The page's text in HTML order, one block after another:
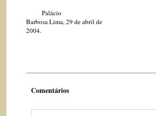
Palácio
Barbosa Lima, 29 de abril de
2004.
Comentários